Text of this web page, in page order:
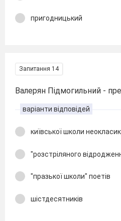
пригодницький
Запитання 14
Валерян Підмогильний -
варіанти відповідей
київської школи
"розстріляного
"празької школи" поетів
шістдесятників